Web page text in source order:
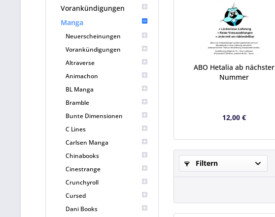
Vorankündigungen
Manga
Neuerscheinungen
Vorankündigungen
Altraverse
Animachon
BL Manga
Bramble
Bunte Dimensionen
C Lines
Carlsen Manga
Chinabooks
Cinestrange
Crunchyroll
Cursed
Dani Books
ABO Hetalia ab nächster
Nummer
12,00 €
Filtern